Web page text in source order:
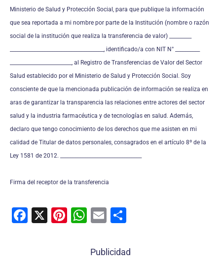
Ministerio de Salud y Protección Social, para que publique la información
que sea reportada a mi nombre por parte de la Institución (nombre o razón
social de la institución que realiza la transferencia de valor) _________
______________________________________, identificado/a con NIT N° __________
_________________________, al Registro de Transferencias de Valor del Sector
Salud establecido por el Ministerio de Salud y Protección Social. Soy
consciente de que la mencionada publicación de información se realiza en
aras de garantizar la transparencia las relaciones entre actores del sector
salud y la industria farmacéutica y de tecnologías en salud. Además,
declaro que tengo conocimiento de los derechos que me asisten en mi
calidad de Titular de datos personales, consagrados en el artículo 8º de la
Ley 1581 de 2012. _________________________________
Firma del receptor de la transferencia
F
X
Pi W
at
E
ai m
Publicidad